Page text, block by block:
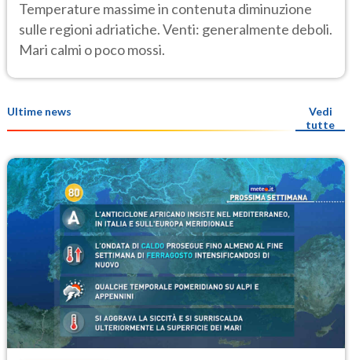
Temperature massime in contenuta diminuzione
sulle regioni adriatiche. Venti: generalmente deboli.
Mari calmi o poco mossi.
Ultime news
Vedi
tutte